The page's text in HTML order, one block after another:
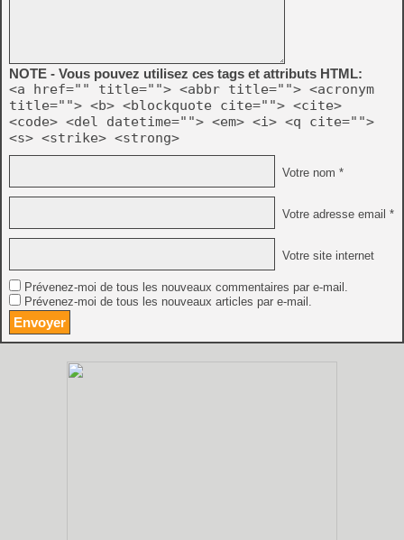
NOTE - Vous pouvez utilisez ces tags et attributs HTML:
<a href="" title=""> <abbr title=""> <acronym
title=""> <b> <blockquote cite=""> <cite>
<code> <del datetime=""> <em> <i> <q cite="">
<s> <strike> <strong>
Votre nom *
Votre adresse email *
Votre site internet
Prévenez-moi de tous les nouveaux commentaires par e-mail.
Prévenez-moi de tous les nouveaux articles par e-mail.